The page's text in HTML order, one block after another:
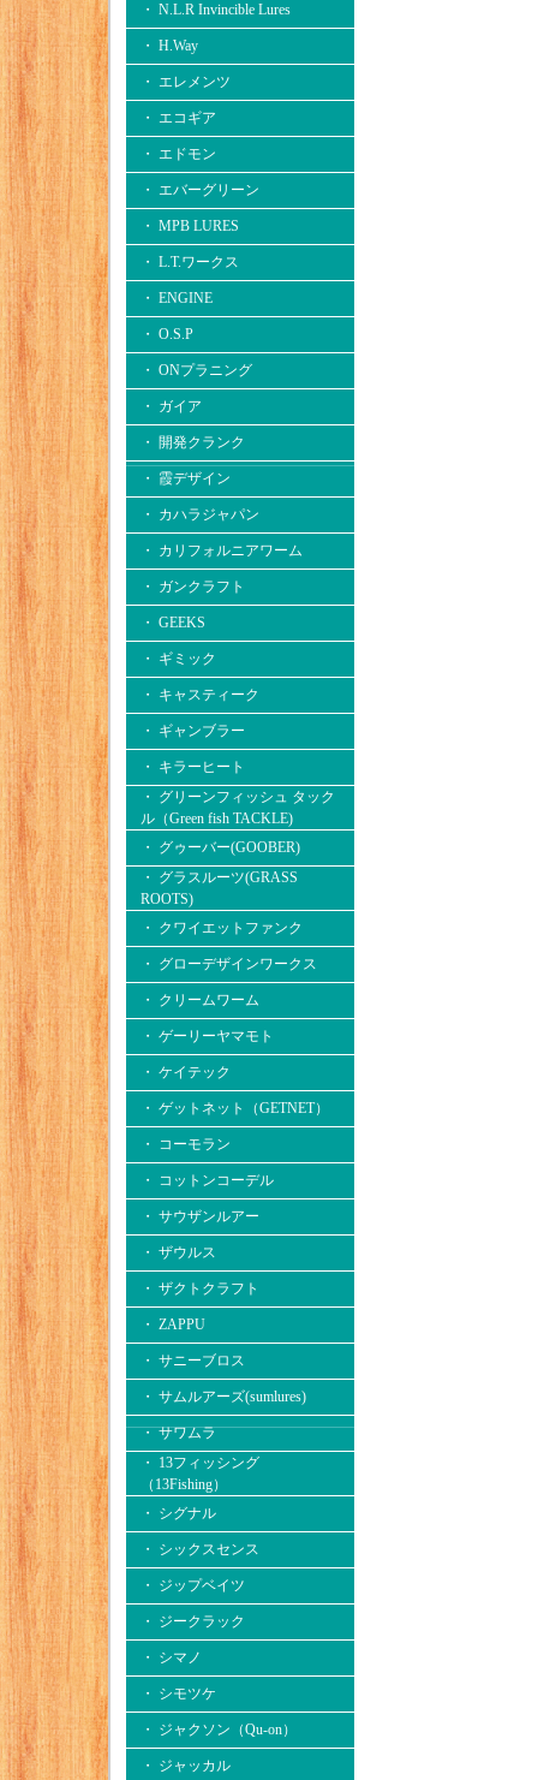
・ N.L.R Invincible Lures
・ H.Way
・ エレメンツ
・ エコギア
・ エドモン
・ エバーグリーン
・ MPB LURES
・ L.T.ワークス
・ ENGINE
・ O.S.P
・ ONプラニング
・ ガイア
・ 開発クランク
・ 霞デザイン
・ カハラジャパン
・ カリフォルニアワーム
・ ガンクラフト
・ GEEKS
・ ギミック
・ キャスティーク
・ ギャンブラー
・ キラーヒート
・ グリーンフィッシュ タック
ル（Green fish TACKLE)
・ グゥーバー(GOOBER)
・ グラスルーツ(GRASS
ROOTS)
・ クワイエットファンク
・ グローデザインワークス
・ クリームワーム
・ ゲーリーヤマモト
・ ケイテック
・ ゲットネット（GETNET）
・ コーモラン
・ コットンコーデル
・ サウザンルアー
・ ザウルス
・ ザクトクラフト
・ ZAPPU
・ サニーブロス
・ サムルアーズ(sumlures)
・ サワムラ
・ 13フィッシング
（13Fishing）
・ シグナル
・ シックスセンス
・ ジップベイツ
・ ジークラック
・ シマノ
・ シモツケ
・ ジャクソン（Qu-on）
・ ジャッカル